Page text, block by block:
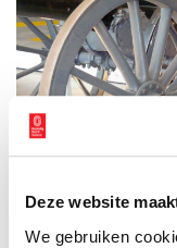
Deze website
We gebruiken